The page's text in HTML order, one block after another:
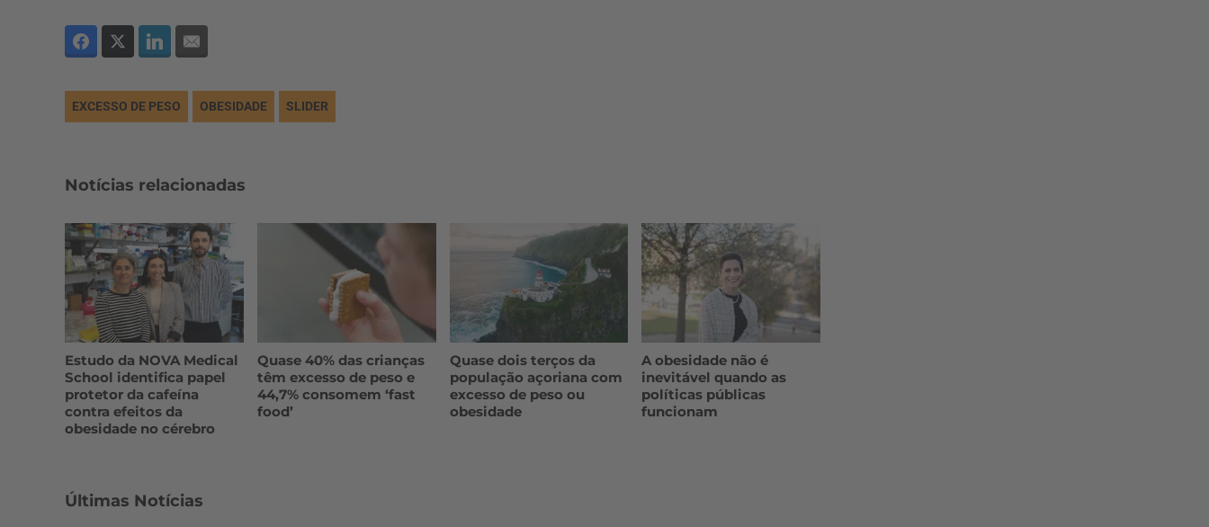
EXCESSO DE PESO OBESIDADE SLIDER
Notícias relacionadas
Estudo da NOVA Medical
School identifica papel
protetor da cafeína
contra efeitos da
obesidade no cérebro
Quase 40% das crianças
têm excesso de peso e
44,7% consomem ‘fast
food’
Quase dois terços da
população açoriana com
excesso de peso ou
obesidade
A obesidade não é
inevitável quando as
políticas públicas
funcionam
Últimas Notícias